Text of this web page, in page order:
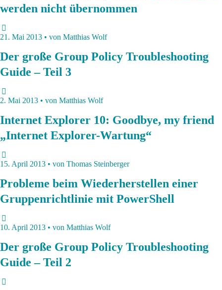
werden nicht übernommen
21. Mai 2013 • von Matthias Wolf
Der große Group Policy Troubleshooting
Guide – Teil 3
2. Mai 2013 • von Matthias Wolf
Internet Explorer 10: Goodbye, my friend
„Internet Explorer-Wartung“
15. April 2013 • von Thomas Steinberger
Probleme beim Wiederherstellen einer
Gruppenrichtlinie mit PowerShell
10. April 2013 • von Matthias Wolf
Der große Group Policy Troubleshooting
Guide – Teil 2